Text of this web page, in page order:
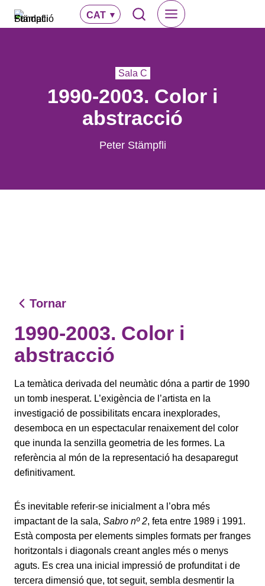
CAT
Sala C
1990-2003. Color i
abstracció
Peter Stämpfli
Tornar
1990-2003. Color i
abstracció
La temàtica derivada del neumàtic dóna a partir de 1990
un tomb inesperat. L’exigència de l’artista en la
investigació de possibilitats encara inexplorades,
desemboca en un espectacular renaixement del color
que inunda la senzilla geometria de les formes. La
referència al món de la representació ha desaparegut
definitivament.
És inevitable referir-se inicialment a l’obra més
impactant de la sala, Sabro nº 2, feta entre 1989 i 1991.
Està composta per elements simples formats per franges
horitzontals i diagonals creant angles més o menys
aguts. Es crea una inicial impressió de profunditat i de
tercera dimensió que, tot seguit, sembla desmentir la